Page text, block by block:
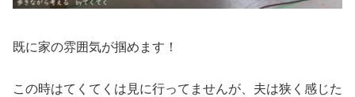
既に家の雰囲気が掴めます！
この時はてくてくは見に行ってませんが、夫は狭く感じた